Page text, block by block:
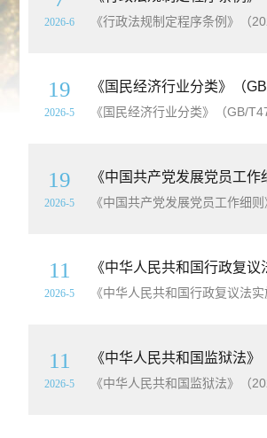
2026-6 《行政法规制定程序条例》（
19
2026-5
《国民经济行业分类》（GB/T4754-2017）（
19
2026-5
《中国共产党发展党员工作细
11
2026-5
《中华人民共和国行政复议法实施条例》（
11
2026-5
《中华人民共和国监狱法》
《中华人民共和国监狱法》（